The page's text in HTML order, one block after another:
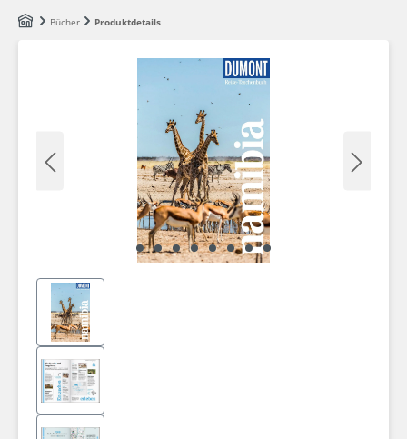
Zum Hauptinhalt springen
Bücher Produktdetails